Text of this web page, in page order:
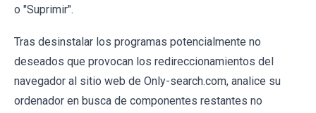
o "Suprimir".
Tras desinstalar los programas potencialmente no
deseados que provocan los redireccionamientos del
navegador al sitio web de Only-search.com, analice su
ordenador en busca de componentes restantes no